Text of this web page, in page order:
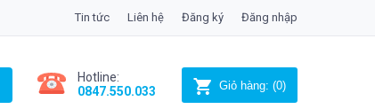
Tin tức Liên hệ Đăng ký Đăng nhập
Hotline:
0847.550.033
Giỏ hàng: (0)